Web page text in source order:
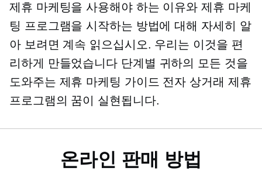
제휴 마케팅을 사용해야 하는 이유와 제휴 마케
팅 프로그램을 시작하는 방법에 대해 자세히 알
아 보려면 계속 읽으십시오. 우리는 이것을 편
리하게 만들었습니다 단계별 귀하의 모든 것을
도와주는 제휴 마케팅 가이드 전자 상거래 제휴
프로그램의 꿈이 실현됩니다.
온라인 판매 방법